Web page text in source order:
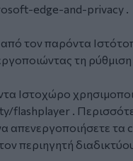
edge-and-privacy .
από τον παρόντα
τη
Ιστοχώρο
flashplayer .
απενεργοποιήσετε τα
περιηγητή